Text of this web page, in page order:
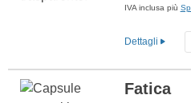
IVA inclusa più
Dettagli
Fatica